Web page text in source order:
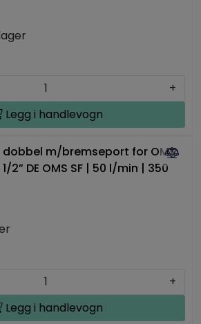
+
Legg i handlevogn
m/bremseport for OMS
2” DE OMS SF | 50 l/min | 350
+
Legg i handlevogn